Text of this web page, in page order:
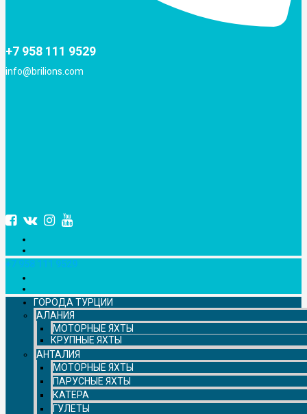
+7 958 111 9529
info@brilions.com
+7 958 111 9529
ГОРОДА ТУРЦИИ
АЛАНИЯ
МОТОРНЫЕ ЯХТЫ
КРУПНЫЕ ЯХТЫ
АНТАЛИЯ
МОТОРНЫЕ ЯХТЫ
ПАРУСНЫЕ ЯХТЫ
КАТЕРА
ГУЛЕТЫ